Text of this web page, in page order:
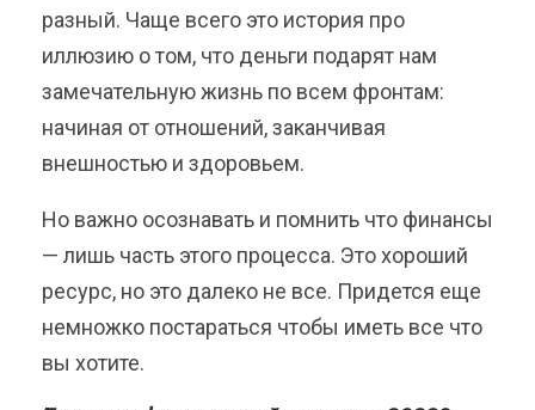
разный. Чаще всего это история про
иллюзию о том, что деньги подарят нам
замечательную жизнь по всем фронтам:
начиная от отношений, заканчивая
внешностью и здоровьем.
Но важно осознавать и помнить что финансы
— лишь часть этого процесса. Это хороший
ресурс, но это далеко не все. Придется еще
немножко постараться чтобы иметь все что
вы хотите.